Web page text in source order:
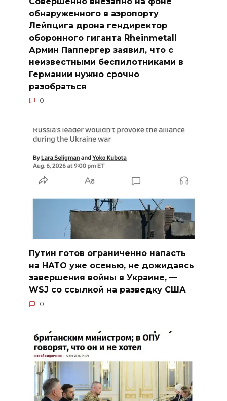
обнаруженного в аэропорту
Лейпцига дрона гендиректор
оборонного гиганта Rheinmetall
Армин Паппергер заявил, что с
неизвестными беспилотниками в
Германии нужно срочно
разобраться
0
Путин готов ограниченно напасть
на НАТО уже осенью, не дожидаясь
завершения войны в Украине, —
WSJ со ссылкой на разведку США
0